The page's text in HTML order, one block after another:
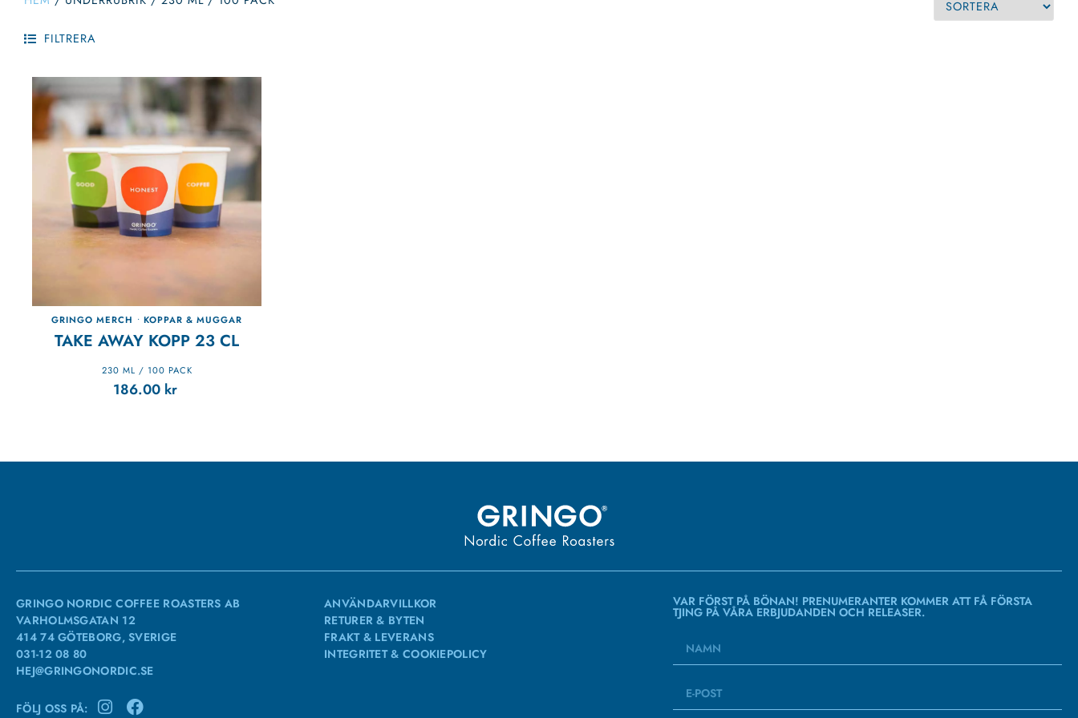
FILTRERA
GRINGO MERCH • KOPPAR & MUGGAR
TAKE AWAY KOPP 23 CL
230 ML / 100 PACK
186.00 kr
GRINGO NORDIC COFFEE ROASTERS AB
VARHOLMSGATAN 12
414 74 GÖTEBORG, SVERIGE
031-12 08 80
HEJ@GRINGONORDIC.SE
FÖLJ OSS PÅ:
ANVÄNDARVILLKOR
RETURER & BYTEN
FRAKT & LEVERANS
INTEGRITET & COOKIEPOLICY
VAR FÖRST PÅ BÖNAN! PRENUMERANTER KOMMER ATT FÅ FÖRSTA
TJING PÅ VÅRA ERBJUDANDEN OCH RELEASER.